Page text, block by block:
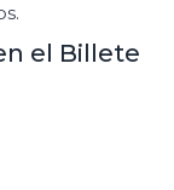
el Billete